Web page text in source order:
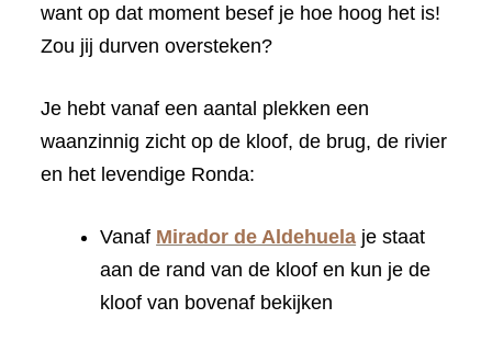
want op dat moment besef je hoe hoog het is!
Zou jij durven oversteken?
Je hebt vanaf een aantal plekken een
waanzinnig zicht op de kloof, de brug, de rivier
en het levendige Ronda:
Vanaf Mirador de Aldehuela je staat
aan de rand van de kloof en kun je de
kloof van bovenaf bekijken